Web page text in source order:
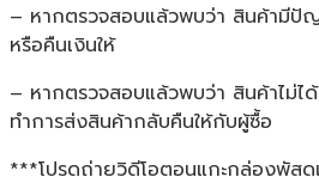
– หากตรวจสอบแล้วพบว่า สินค้ามีปั
หรือคืนเงินให้
– หากตรวจสอบแล้วพบว่า สินค้าไม่ไ
ทำการส่งสินค้ากลับคืนให้กับผู้ซื้อ
***โปรดถ่ายวิดีโอตอนแกะกล่องพัสดุ